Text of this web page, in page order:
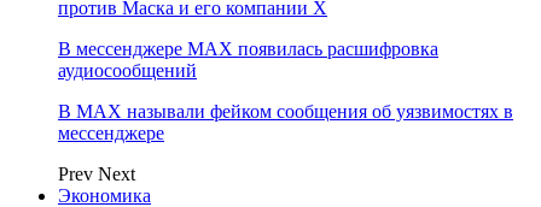
против Маска и его компании X
В мессенджере MAX появилась расшифровка
аудиосообщений
В МAX называли фейком сообщения об уязвимостях в
мессенджере
Prev Next
Экономика